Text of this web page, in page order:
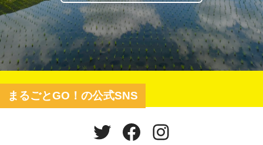
まるごとGO！の公式SNS